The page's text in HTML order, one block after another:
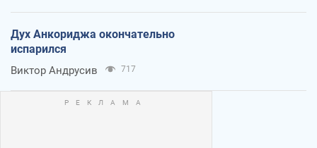
Дух Анкориджа окончательно
испарился
Виктор Андрусив 717